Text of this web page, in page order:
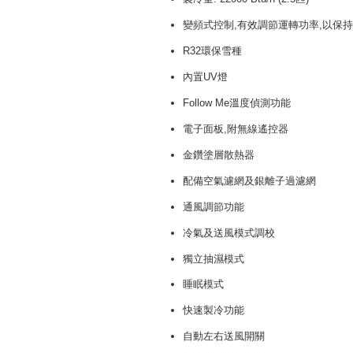
變頻式控制 ,有效調節運轉功率,以保
R32環保雪種
內置UV燈
Follow Me溫度偵測功能
電子面板,附無線遙控器
金鑽塗層散熱器
配備空氣濾網及銀離子過濾網
通風調節功能
冷氣及送風模式調校
獨立抽濕模式
睡眠模式
快速製冷功能
自動左右送風開關